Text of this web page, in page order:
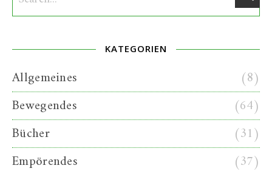
KATEGORIEN
Allgemeines
(8)
Bewegendes
(64)
Bücher
(31)
Empörendes
(37)